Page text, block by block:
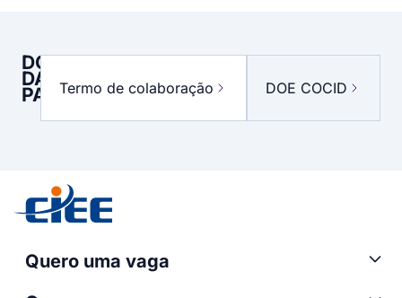
DOCUMENTOS
DA
PARCERIA
Termo de colaboração DOE COCID
Quero uma vaga